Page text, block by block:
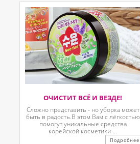
ОЧИСТИТ ВСЁ И ВЕЗДЕ!
Сложно представить - но уборка может
быть в радость.В этом Вам с лёгкостью
помогут уникальные средства
корейской косметики ...
Подробнее